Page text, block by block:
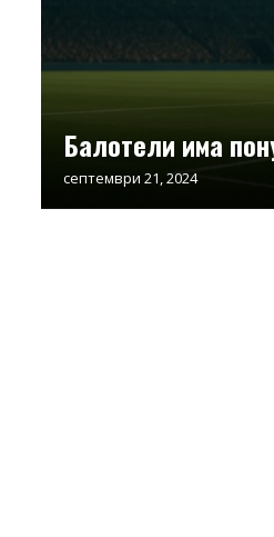
Балотели има
септември 21, 2024